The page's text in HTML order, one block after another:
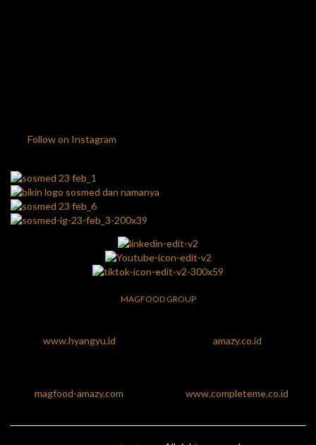
Follow on Instagram
MAGFOOD GROUP
www.hyangyu.id amazy.co.id
magfood-amazy.com www.completeme.co.id